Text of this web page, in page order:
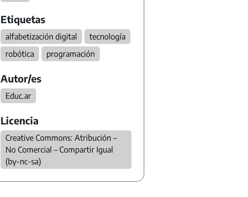
Etiquetas
alfabetización digital
tecnología
robótica
programación
Autor/es
Educ.ar
Licencia
Creative Commons: Atribución –
No Comercial – Compartir Igual
(by-nc-sa)